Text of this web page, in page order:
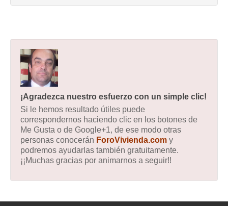
¡Agradezca nuestro esfuerzo con un simple clic!
Si le hemos resultado útiles puede
correspondernos haciendo clic en los botones de
Me Gusta o de Google+1, de ese modo otras
personas conocerán ForoVivienda.com y
podremos ayudarlas también gratuitamente.
¡¡Muchas gracias por animarnos a seguir!!